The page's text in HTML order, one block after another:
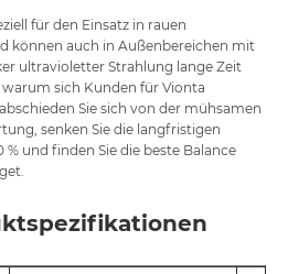
für den Einsatz in rauen
können auch in Außenbereichen mit
ultravioletter Strahlung lange Zeit
sich Kunden für Vionta
Sie sich von der mühsamen
senken Sie die langfristigen
und finden Sie die beste Balance